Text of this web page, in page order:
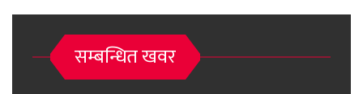
सम्बन्धित खवर